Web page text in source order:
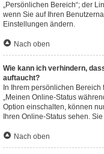
„Persönlichen Bereich“; der
wenn Sie auf Ihren
Einstellungen ändern.
Nach oben
Wie kann ich verhindern,
auftaucht?
In Ihrem persönlichen
„Meinen Online-Status
Option einschalten, können
Ihren Online-Status sehen.
Nach oben